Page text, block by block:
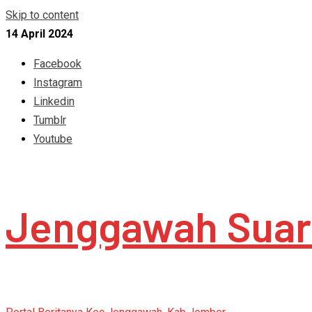
Skip to content
14 April 2024
Facebook
Instagram
Linkedin
Tumblr
Youtube
Jenggawah